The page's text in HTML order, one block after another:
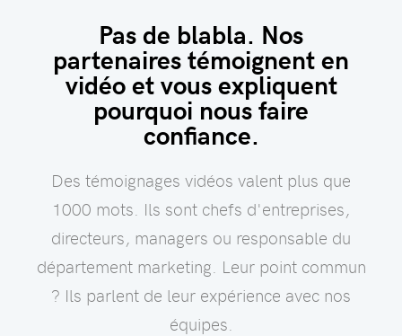
Pas de blabla. Nos
partenaires témoignent en
vidéo et vous expliquent
pourquoi nous faire
confiance.
Des témoignages vidéos valent plus que
1000 mots. Ils sont chefs d'entreprises,
directeurs, managers ou responsable du
département marketing. Leur point commun
? Ils parlent de leur expérience avec nos
équipes.